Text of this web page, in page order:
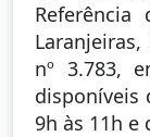
Referência
nº 3.783,
disponíveis
9h às 11h e